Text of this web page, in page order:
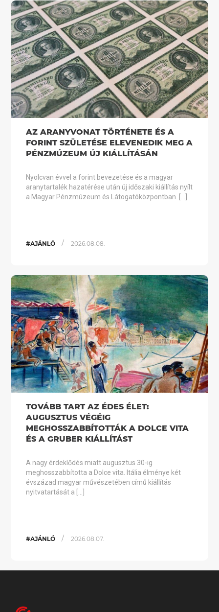
AZ ARANYVONAT TÖRTÉNETE ÉS A
FORINT SZÜLETÉSE ELEVENEDIK MEG A
PÉNZMÚZEUM ÚJ KIÁLLÍTÁSÁN
Nyolcvan évvel a forint bevezetése és a magyar
aranytartalék hazatérése után új időszaki kiállítás nyílt
a Magyar Pénzmúzeum és Látogatóközpontban. […]
#AJÁNLÓ / 2026.08.08.
TOVÁBB TART AZ ÉDES ÉLET:
AUGUSZTUS VÉGÉIG
MEGHOSSZABBÍTOTTÁK A DOLCE VITA
ÉS A GRUBER KIÁLLÍTÁST
A nagy érdeklődés miatt augusztus 30-ig
meghosszabbította a Dolce vita. Itália élménye két
évszázad magyar művészetében című kiállítás
nyitvatartását a […]
#AJÁNLÓ / 2026.08.07.